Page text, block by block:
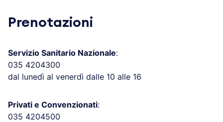
Prenotazioni
Servizio Sanitario Nazionale:
035 4204300
dal lunedì al venerdì dalle 10 alle 16
Privati e Convenzionati:
035 4204500